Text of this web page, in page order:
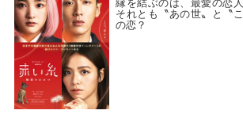
縁を結ぶのは、最愛の恋
それとも〝あの世〟と〝
の恋？